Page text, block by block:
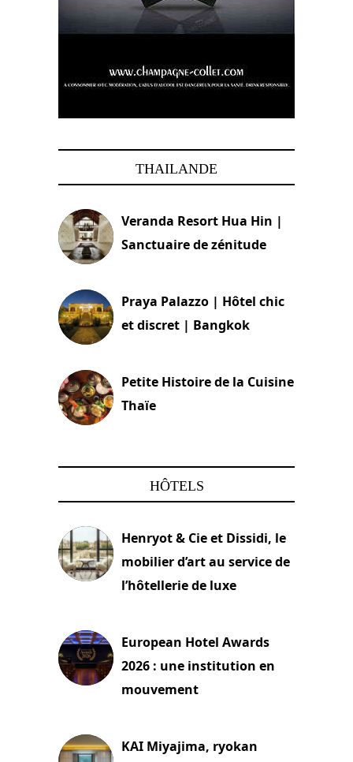
THAILANDE
Veranda Resort Hua Hin |
Sanctuaire de zénitude
Praya Palazzo | Hôtel chic
et discret | Bangkok
Petite Histoire de la Cuisine
Thaïe
HÔTELS
Henryot & Cie et Dissidi, le
mobilier d’art au service de
l’hôtellerie de luxe
European Hotel Awards
2026 : une institution en
mouvement
KAI Miyajima, ryokan